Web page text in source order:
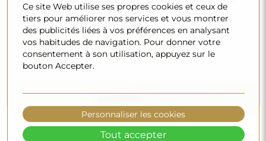
commandez un miroir de grande taille, vous pouvez
compter sur une livraison rapide.
Découvrez notre processus d’emballage.
Ce site Web utilise ses propres cookies et ceux de
tiers pour améliorer nos services et vous montrer
des publicités liées à vos préférences en analysant
vos habitudes de navigation. Pour donner votre
consentement à son utilisation, appuyez sur le
bouton Accepter.
Personnaliser les cookies
Tout accepter